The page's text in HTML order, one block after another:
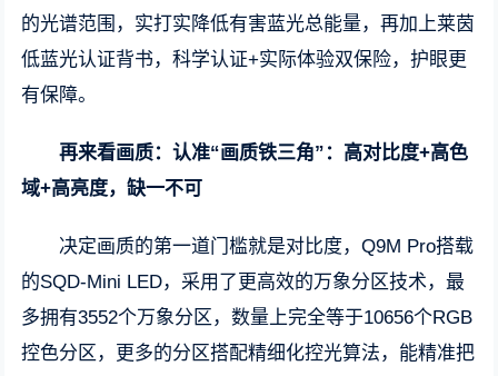
的光谱范围，实打实降低有害蓝光总能量，再加上莱茵
低蓝光认证背书，科学认证+实际体验双保险，护眼更
有保障。
再来看画质：认准“画质铁三角”：高对比度+高色
域+高亮度，缺一不可
决定画质的第一道门槛就是对比度，Q9M Pro搭载
的SQD-Mini LED，采用了更高效的万象分区技术，最
多拥有3552个万象分区，数量上完全等于10656个RGB
控色分区，更多的分区搭配精细化控光算法，能精准把